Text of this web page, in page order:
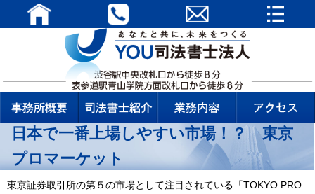
日本で一番上場しやすい市場！？ 東京
プロマーケット
東京証券取引所の第５の市場として注目されている「TOKYO PRO